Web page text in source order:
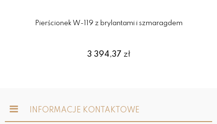
Pierścionek W-119 z brylantami i szmaragdem
3 394,37 zł
INFORMACJE KONTAKTOWE